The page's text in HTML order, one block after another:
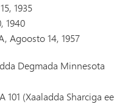
1935
1940
Agoosto 14, 1957
Degmada Minnesota
101 (Xaaladda Sharciga ee